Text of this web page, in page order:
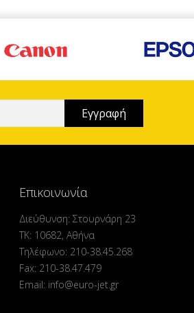
Επικοινωνία
Διεύθυνση: Στουρνάρη 23
ΤΚ: 10682, Αθήνα
Τηλέφωνο: 210-38.45.268
Fax: 210-38.47.479
Email: info@euro-jet.gr